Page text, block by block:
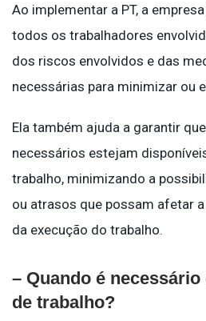
Ao implementar a PT, a
todos os trabalhadores
dos riscos envolvidos e das
necessárias para minimizar ou
Ela também ajuda a garantir
necessários estejam
trabalho, minimizando a
ou atrasos que possam afetar
da execução do trabalho.
– Quando é
de trabalho?